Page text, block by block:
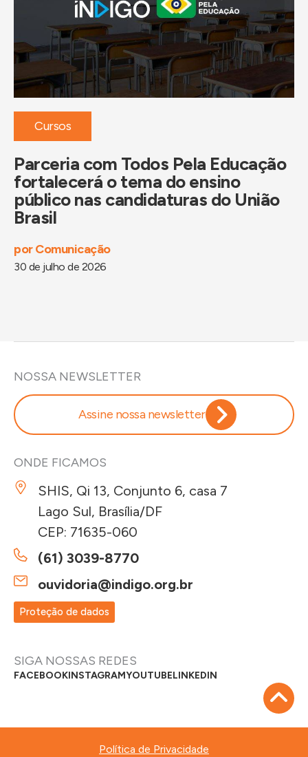
Cursos
Parceria com Todos Pela Educação
fortalecerá o tema do ensino
público nas candidaturas do União
Brasil
porComunicação
30 de julho de 2026
ONDE FICAMOS
SHIS, Qi 13, Conjunto 6, casa 7
Lago Sul, Brasília/DF
CEP: 71635-060
(61) 3039-8770
ouvidoria@indigo.org.br
Proteção de dados
NOSSA NEWSLETTER
Assine nossa newsletter
SIGA NOSSAS REDES
FACEBOOKINSTAGRAMYOUTUBELINKEDIN
Política de Privacidade